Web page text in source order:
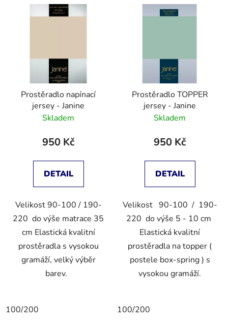
Prostěradlo napínací
jersey - Janine
Skladem
950 Kč
DETAIL
Velikost 90-100 / 190-
220 do výše matrace 35
cm Elastická kvalitní
prostěradla s vysokou
gramáží, velký výběr
barev.
100/200
Prostěradlo TOPPER
jersey - Janine
Skladem
950 Kč
DETAIL
Velikost 90-100 / 190-
220 do výše 5 - 10 cm
Elastická kvalitní
prostěradla na topper (
postele box-spring ) s
vysokou gramáží.
100/200